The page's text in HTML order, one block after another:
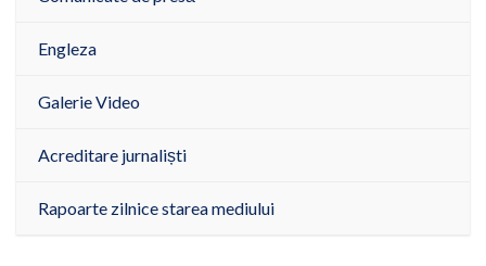
Engleza
Galerie Video
Acreditare jurnaliști
Rapoarte zilnice starea mediului